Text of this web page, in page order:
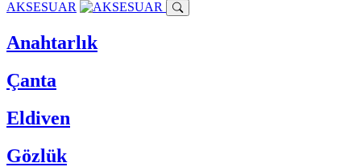
AKSESUAR
Anahtarlık
Çanta
Eldiven
Gözlük